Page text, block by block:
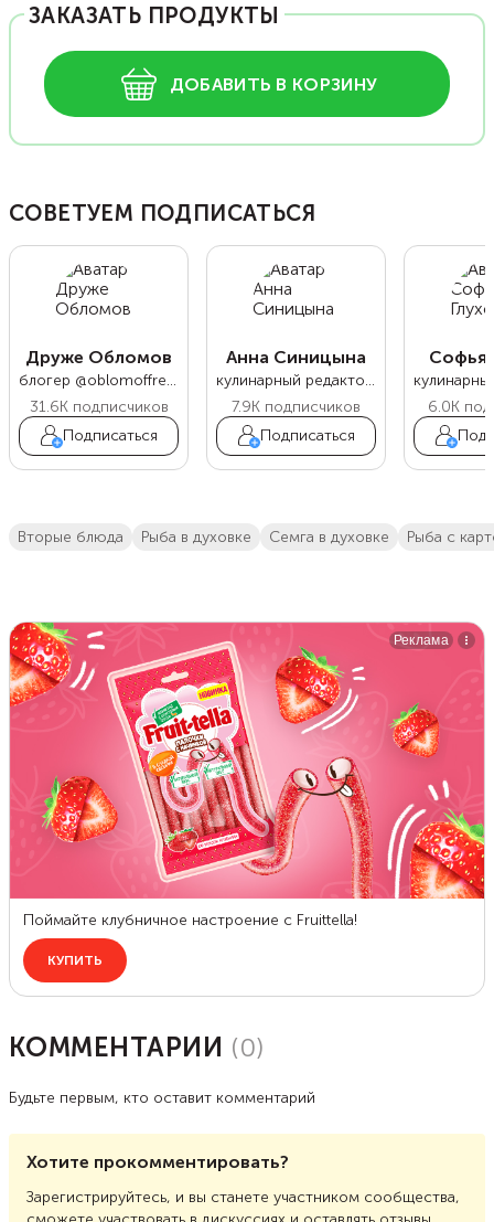
ЗАКАЗАТЬ ПРОДУКТЫ
ДОБАВИТЬ В КОРЗИНУ
СОВЕТУЕМ ПОДПИСАТЬСЯ
Друже Обломов
блогер @oblomoffrecipe
31.6Kподписчиков
Подписаться
Анна Синицына
кулинарный редактор Food.ru
7.9K подписчиков
Подписаться
Софья
6.0K
вторые блюда рыба в духовке семга в духовке рыба с
КОММЕНТАРИИ (0)
Будьте первым, кто оставит комментарий
Хотите прокомментировать?
Зарегистрируйтесь, и вы станете участником сообщества,